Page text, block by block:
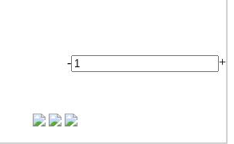
- +